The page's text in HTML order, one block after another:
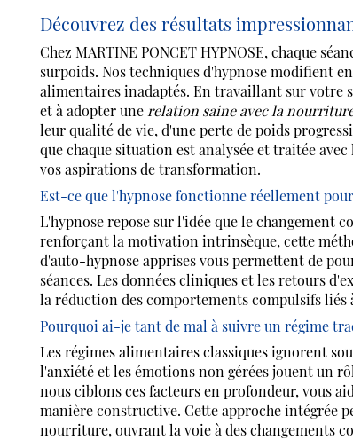
Découvrez des résultats
Chez MARTINE PONCET HYPNOSE, chaque
surpoids. Nos techniques d'hypnose modifient
alimentaires inadaptés. En travaillant sur votre
et à adopter une relation saine avec la
leur qualité de vie, d'une perte de poids
que chaque situation est analysée et traitée
vos aspirations de transformation.
Est-ce que l'hypnose fonctionne réellement
L'hypnose repose sur l'idée que le changement
renforçant la motivation intrinsèque, cette
d'auto-hypnose apprises vous permettent de
séances. Les données cliniques et les retours
la réduction des comportements compulsifs
Pourquoi ai-je tant de mal à suivre un régime
Les régimes alimentaires classiques ignorent
l'anxiété et les émotions non gérées jouent un
nous ciblons ces facteurs en profondeur, vous
manière constructive. Cette approche intégrée
nourriture, ouvrant la voie à des changements